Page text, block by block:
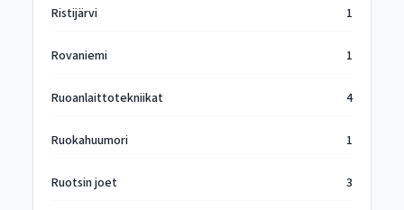
Ristijärvi 1
Rovaniemi 1
Ruoanlaittotekniikat 4
Ruokahuumori 1
Ruotsin joet 3